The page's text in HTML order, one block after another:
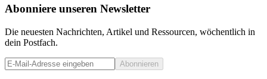
Abonniere unseren Newsletter
Die neuesten Nachrichten, Artikel und Ressourcen, wöchentlich in
dein Postfach.
Abonnieren